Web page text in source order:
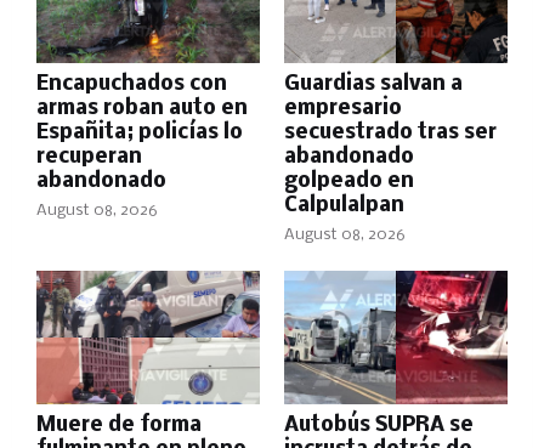
Encapuchados con
armas roban auto en
Españita; policías lo
recuperan
abandonado
August 08, 2026
Guardias salvan a
empresario
secuestrado tras ser
abandonado
golpeado en
Calpulalpan
August 08, 2026
Muere de forma
Autobús SUPRA se